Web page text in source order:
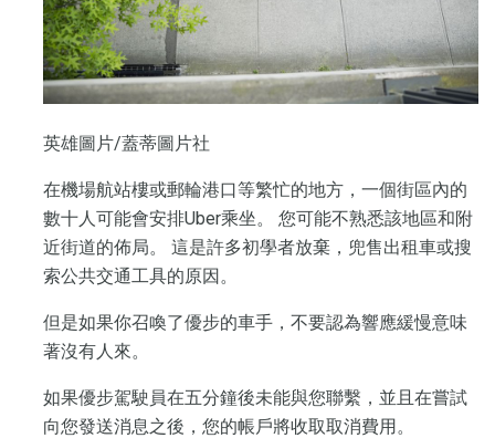
英雄圖片/蓋蒂圖片社
在機場航站樓或郵輪港口等繁忙的地方，一個街區內的
數十人可能會安排Uber乘坐。 您可能不熟悉該地區和附
近街道的佈局。 這是許多初學者放棄，兜售出租車或搜
索公共交通工具的原因。
但是如果你召喚了優步的車手，不要認為響應緩慢意味
著沒有人來。
如果優步駕駛員在五分鐘後未能與您聯繫，並且在嘗試
向您發送消息之後，您的帳戶將收取取消費用。